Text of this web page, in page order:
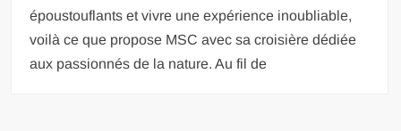
époustouflants et vivre une expérience inoubliable,
voilà ce que propose MSC avec sa croisière dédiée
aux passionnés de la nature. Au fil de